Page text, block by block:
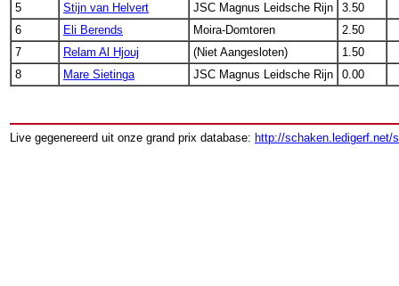
5
Stijn van Helvert JSC Magnus Leidsche Rijn
3.50
6
Eli Berends Moira-Domtoren
2.50
7
Relam Al Hjouj (Niet Aangesloten)
1.50
8
Mare Sietinga JSC Magnus Leidsche Rijn 0.00
Live gegenereerd uit onze grand prix database: http://schaken.ledigerf.net/